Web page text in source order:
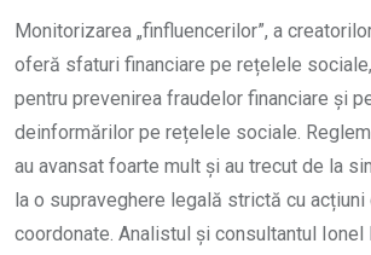
Monitorizarea „finfluencerilor”, a
oferă sfaturi financiare pe rețelele
pentru prevenirea fraudelor financiare și
deinformărilor pe rețelele sociale.
au avansat foarte mult și au trecut de la
la o supraveghere legală strictă cu acțiuni
coordonate. Analistul și consultantul Ionel